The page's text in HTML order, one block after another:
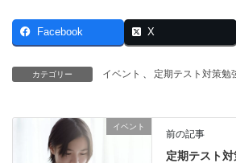
Facebook X
カテゴリー イベント 、 定期テスト対策勉
イベント
前の記事
定期テスト